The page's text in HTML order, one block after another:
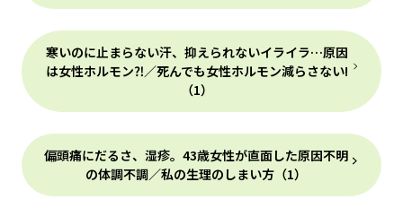
寒いのに止まらない汗、抑えられないイライラ…原因
は女性ホルモン⁈／死んでも女性ホルモン減らさない!
（1）
偏頭痛にだるさ、湿疹。43歳女性が直面した原因不明
の体調不調／私の生理のしまい方（1）